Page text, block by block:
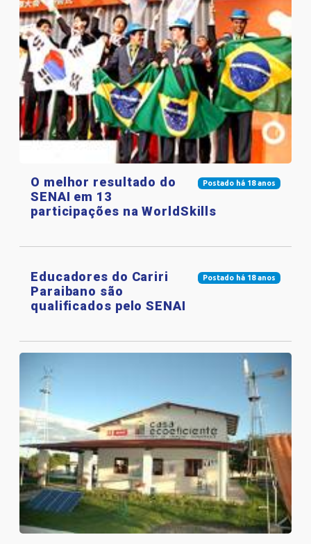
Postado há 18 anos
O melhor resultado do
SENAI em 13
participações na WorldSkills
Postado há 18 anos
Educadores do Cariri
Paraibano são
qualificados pelo SENAI